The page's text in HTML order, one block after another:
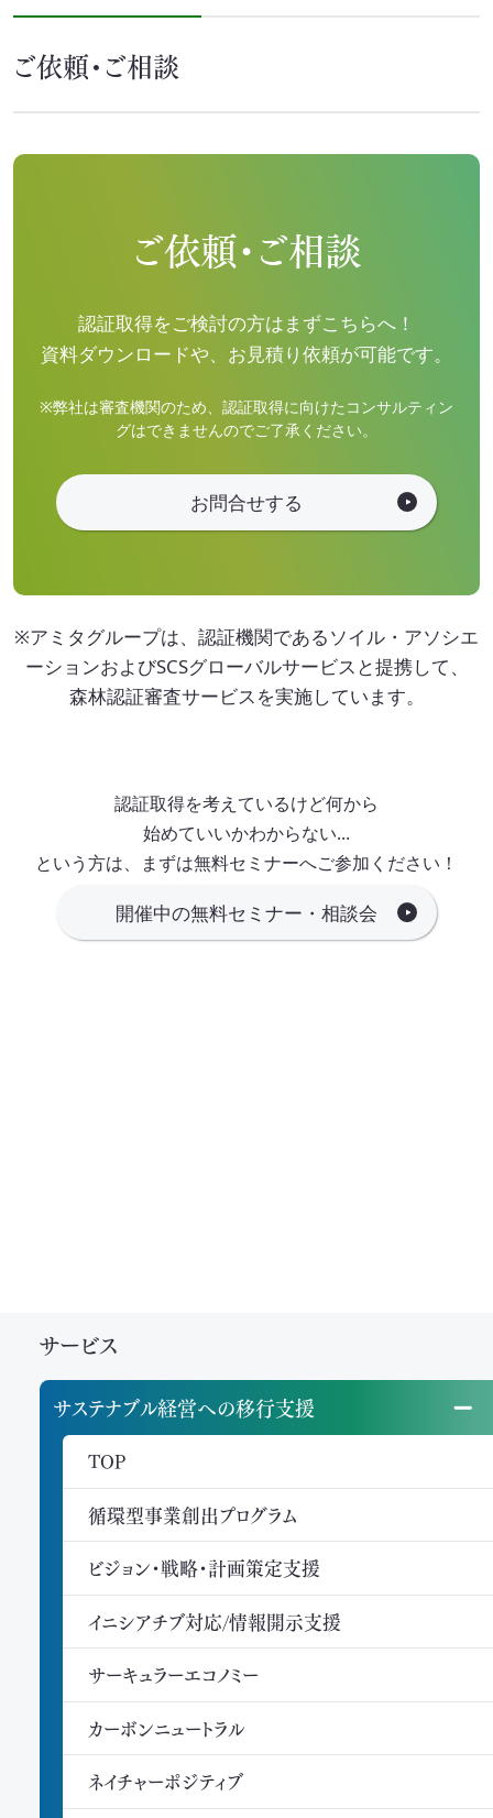
ご依頼・ご相談
ご依頼・ご相談
認証取得をご検討の方はまずこちらへ！
資料ダウンロードや、お見積り依頼が可能です。
※弊社は審査機関のため、認証取得に向けたコンサルティン
グはできませんのでご了承ください。
お問合せする
※アミタグループは、認証機関であるソイル・アソシエ
ーションおよびSCSグローバルサービスと提携して、
森林認証審査サービスを実施しています。
認証取得を考えているけど何から
始めていいかわからない…
という方は、まずは無料セミナーへご参加ください！
開催中の無料セミナー・相談会
サービス
サステナブル経営への移行支援
TOP
循環型事業創出プログラム
ビジョン・戦略・計画策定支援
イニシアチブ対応/情報開示支援
サーキュラーエコノミー
カーボンニュートラル
ネイチャーポジティブ